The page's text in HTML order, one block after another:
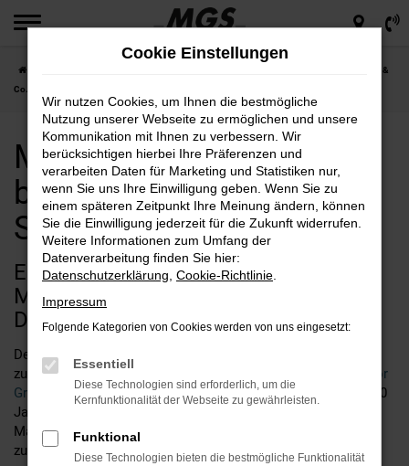
Zum
springen
Mazda 2 günstig kaufen bei MGS Motor Gruppe Sticht GmbH &
Co. KG
Mazda 2 günstig kaufen
bei MGS Motor Gruppe
Sticht GmbH & Co. KG
Entdecken Sie den Mazda 2 bei MGS
Motor Gruppe Sticht GmbH & Co. KG:
Die perfekte Wahl
Der Mazda 2 ist die perfekte Wahl für alle, die ein
zuverlässiges und stilvolles Fahrzeug suchen. Bei
MGS Motor
Gruppe Sticht GmbH & Co. KG,Ihrem Mazda Autohaus seit 60
Jahren, bieten wir Ihnen nicht nur eine große Auswahl an
Mazda Modellen, sondern auch erstklassige Beratung und
zusätzliche Services.
Cookie Einstellungen
Wir nutzen Cookies, um Ihnen die bestmögliche
Nutzung unserer Webseite zu ermöglichen und unsere
Kommunikation mit Ihnen zu verbessern. Wir
berücksichtigen hierbei Ihre Präferenzen und
verarbeiten Daten für Marketing und Statistiken nur,
wenn Sie uns Ihre Einwilligung geben. Wenn Sie zu
einem späteren Zeitpunkt Ihre Meinung ändern, können
Sie die Einwilligung jederzeit für die Zukunft widerrufen.
Weitere Informationen zum Umfang der
Datenverarbeitung finden Sie hier:
Datenschutzerklärung Cookie-Richtlinie
Impressum
Folgende Kategorien von Cookies werden von uns eingesetzt:
Essentiell
Diese Technologien sind erforderlich, um die
Kernfunktionalität der Webseite zu gewährleisten.
Funktional
Diese Technologien bieten die bestmögliche Funktionalität